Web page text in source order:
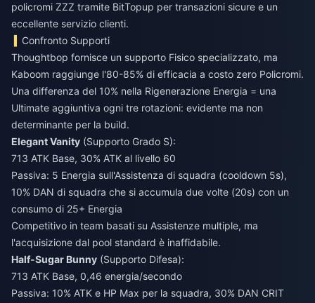
policromi ZZZ tramite BitTopup per transazioni sicure e un
eccellente servizio clienti.
Confronto Supporti
Thoughtbop fornisce un supporto Fisico specializzato, ma
Kaboom raggiunge l'80-85% di efficacia a costo zero Policromi.
Una differenza del 10% nella Rigenerazione Energia = una
Ultimate aggiuntiva ogni tre rotazioni: evidente ma non
determinante per la build.
Elegant Vanity (Supporto Grado S):
713 ATK Base, 30% ATK al livello 60
Passiva: 5 Energia sull'Assistenza di squadra (cooldown 5s),
10% DAN di squadra che si accumula due volte (20s) con un
consumo di 25+ Energia
Competitivo in team basati su Assistenze multiple, ma
l'acquisizione dal pool standard è inaffidabile.
Half-Sugar Bunny (Supporto Difesa):
713 ATK Base, 0,46 energia/secondo
Passiva: 10% ATK e HP Max per la squadra, 30% DAN CRIT